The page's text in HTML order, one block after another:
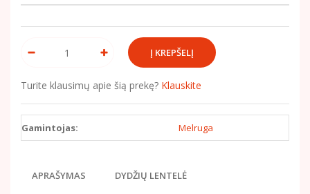
Turite klausimų apie šią prekę? Klauskite
Gamintojas: Melruga
APRAŠYMAS DYDŽIŲ LENTELĖ